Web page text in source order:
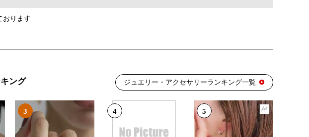
エリー・アクセサリーランキング：6位
エリー・アクセサリーランキング：10位
おります
ング ジュエリー・アクセサリーランキング一覧
3 4 5